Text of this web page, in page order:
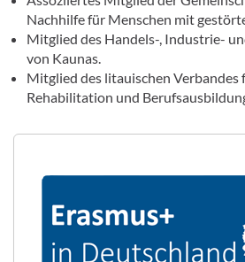
Nachhilfe für Menschen mit
Mitglied des Handels-, Industrie-
von Kaunas.
Mitglied des litauischen Verbandes
Rehabilitation und